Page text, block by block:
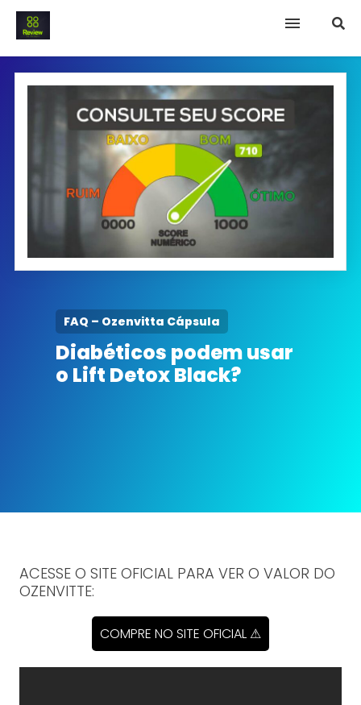
INICIO
Termo e Condições
Política Privacidade
SOBRE NÓS
FAQ – Ozenvitta Cápsula
Diabéticos podem usar
o Lift Detox Black?
ACESSE O SITE OFICIAL PARA VER O VALOR DO
OZENVITTE:
COMPRE NO SITE OFICIAL ⚠